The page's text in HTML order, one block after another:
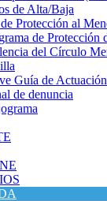
de Alta/Baja
Protección al
de Protección
del Círculo
Guía de Actuación
de denuncia